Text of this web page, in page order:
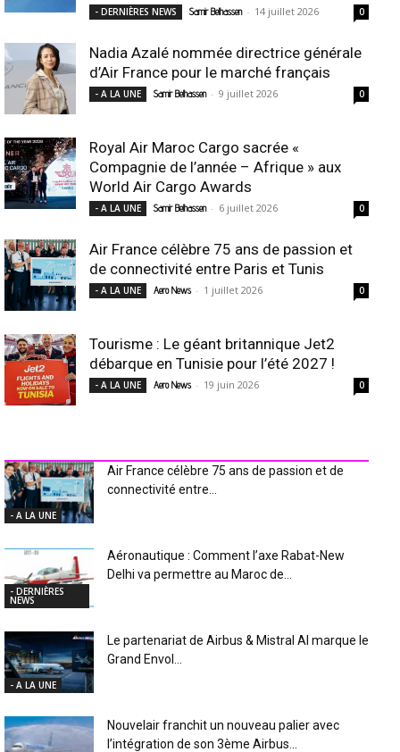
- DERNIÈRES NEWS Samir Belhassen - 14 juillet 2026 0
Nadia Azalé nommée directrice générale
d’Air France pour le marché français
- A LA UNE Samir Belhassen - 9 juillet 2026 0
Royal Air Maroc Cargo sacrée «
Compagnie de l’année – Afrique » aux
World Air Cargo Awards
- A LA UNE Samir Belhassen - 6 juillet 2026 0
Air France célèbre 75 ans de passion et
de connectivité entre Paris et Tunis
- A LA UNE Aero News - 1 juillet 2026 0
Tourisme : Le géant britannique Jet2
débarque en Tunisie pour l’été 2027 !
- A LA UNE Aero News - 19 juin 2026 0
- A LA UNE
Air France célèbre 75 ans de passion et de
connectivité entre...
- DERNIÈRES
NEWS
Aéronautique : Comment l’axe Rabat-New
Delhi va permettre au Maroc de...
- A LA UNE
Le partenariat de Airbus & Mistral AI marque le
Grand Envol...
Nouvelair franchit un nouveau palier avec
l’intégration de son 3ème Airbus...